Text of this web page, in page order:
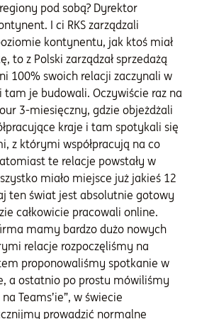
pod sobą? Dyrektor
I ci RKS zarządzali
kontynentu, jak ktoś miał
to z Polski zarządzał sprzedażą
100% swoich relacji zaczynali w
tam je budowali. Oczywiście raz na
3-miesięczny, gdzie objeżdżali
kraje i tam spotykali się
z którymi współpracują na co
te relacje powstały w
miało miejsce już jakieś 12
ten świat jest absolutnie gotowy
całkowicie pracowali online.
mamy bardzo dużo nowych
relacje rozpoczęliśmy na
proponowaliśmy spotkanie w
a ostatnio po prostu mówiliśmy
Teams’ie”, w świecie
prowadzić normalne